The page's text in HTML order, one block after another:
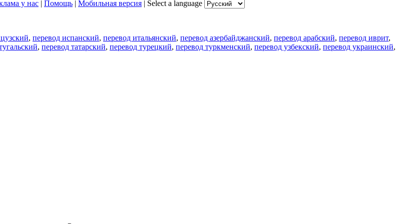
у нас | Помощь | Мобильная версия | Select a language
, перевод испанский, перевод итальянский, перевод азербайджанский, перевод арабский, перевод иврит,
, перевод татарский, перевод турецкий, перевод туркменский, перевод узбекский, перевод украинский,